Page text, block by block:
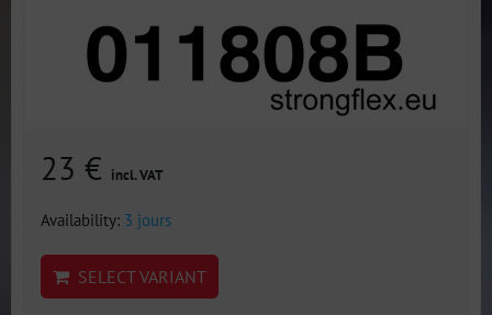
23 € incl. VAT
Availability: 3 jours
SELECT VARIANT